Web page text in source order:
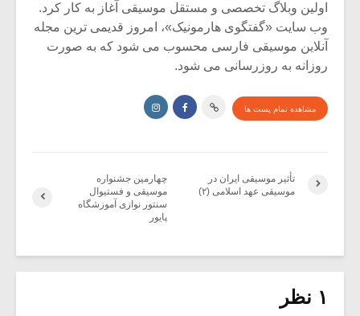
اولین وبلاگ تخصصی و مستقل موسیقی آغاز به کار کرد.
وب سایت «گفتگوی هارمونیک»، امروز قدیمی ترین مجله
آنلاین موسیقی فارسی محسوب می شود که به صورت
روزانه به روزرسانی می شود.
مشاهده تمام پست ها
چهارمین جشنواره
موسیقی و فستیوال
سنتور نوازی آموزشگاه
پایور
تأثیر موسیقی ایران در
موسیقی عهد اسلامی (۲)
۱ نظر